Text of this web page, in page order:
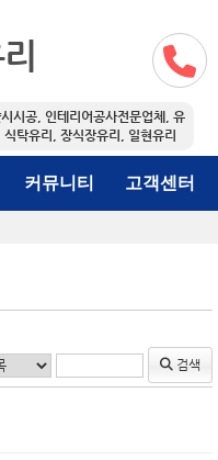
시공, 인테리어공사전문업체, 유
탁유리, 장식장유리, 일현유리
커뮤니티 고객센터
검색